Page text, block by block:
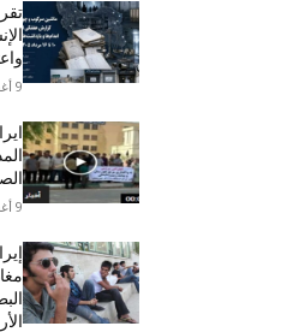
9 أغسطس 2026
9 أغسطس 2026